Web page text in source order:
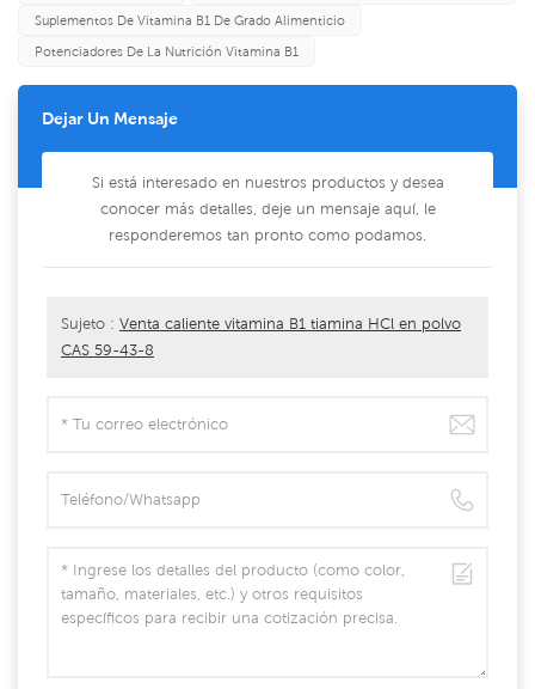
Suplementos De Vitamina B1 De Grado Alimenticio
Potenciadores De La Nutrición Vitamina B1
Dejar Un Mensaje
Si está interesado en nuestros productos y desea
conocer más detalles, deje un mensaje aquí, le
responderemos tan pronto como podamos.
Sujeto : Venta caliente vitamina B1 tiamina HCl en polvo
CAS 59-43-8